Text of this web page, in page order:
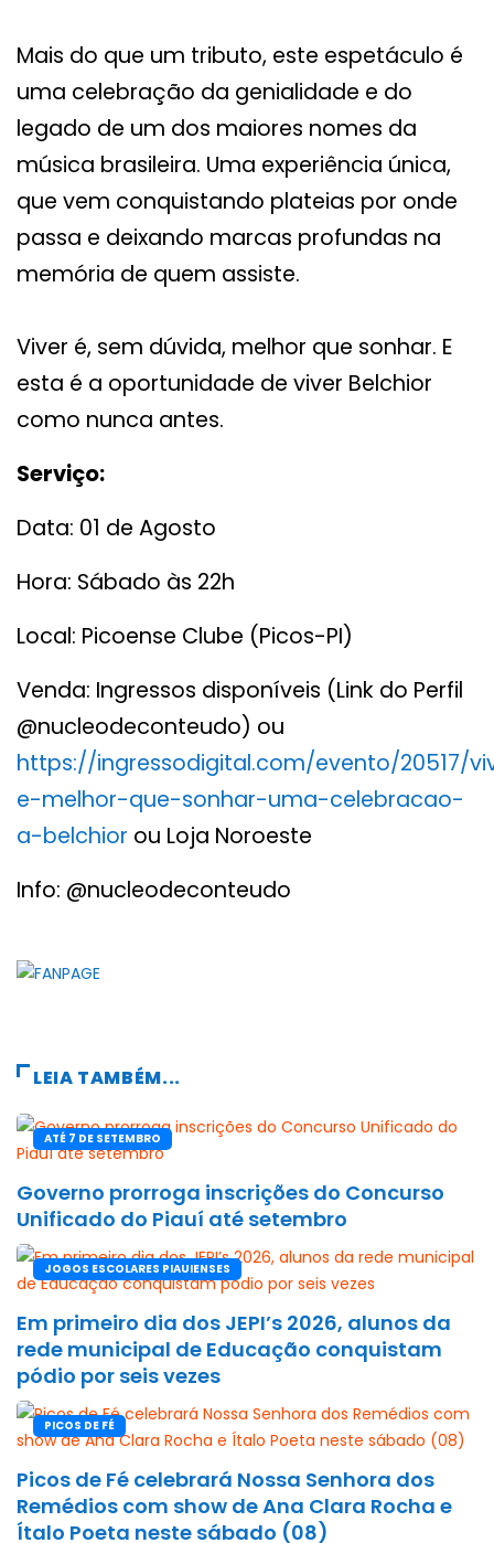
Mais do que um tributo, este espetáculo é
uma celebração da genialidade e do
legado de um dos maiores nomes da
música brasileira. Uma experiência única,
que vem conquistando plateias por onde
passa e deixando marcas profundas na
memória de quem assiste.
Viver é, sem dúvida, melhor que sonhar. E
esta é a oportunidade de viver Belchior
como nunca antes.
Serviço:
Data: 01 de Agosto
Hora: Sábado às 22h
Local: Picoense Clube (Picos-PI)
Venda: Ingressos disponíveis (Link do Perfil
@nucleodeconteudo) ou
https://ingressodigital.com/evento/20517/
e-melhor-que-sonhar-uma-celebracao-
a-belchior ou Loja Noroeste
Info: @nucleodeconteudo
LEIA TAMBÉM...
ATÉ 7 DE SETEMBRO
Governo prorroga inscrições do Concurso
Unificado do Piauí até setembro
JOGOS ESCOLARES PIAUIENSES
Em primeiro dia dos JEPI’s 2026, alunos da
rede municipal de Educação conquistam
pódio por seis vezes
PICOS DE FÉ
Picos de Fé celebrará Nossa Senhora dos
Remédios com show de Ana Clara Rocha e
Ítalo Poeta neste sábado (08)